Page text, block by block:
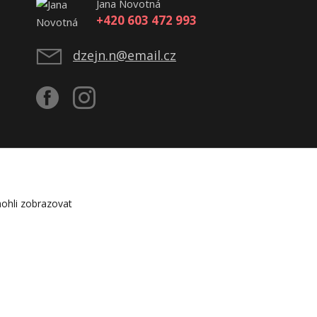
Jana Novotná
+420 603 472 993
dzejn.n@email.cz
zobrazovat